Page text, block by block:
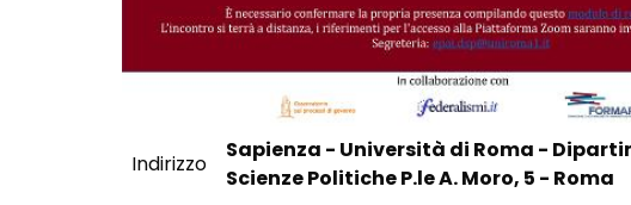
Indirizzo
Sapienza - Università di Roma -
Scienze Politiche P.le A. Moro, 5 - Roma